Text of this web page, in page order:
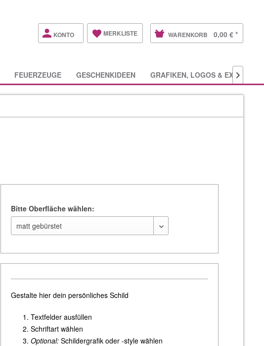
KONTO MERKLISTE WARENKORB 0,00 € *
FEUERZEUGE GESCHENKIDEEN GRAFIKEN, LOGOS & EXTRAS

Bitte Oberfläche wählen:
Gestalte hier dein persönliches Schild
Textfelder ausfüllen
Schriftart wählen
Optional: Schildergrafik oder -style wählen